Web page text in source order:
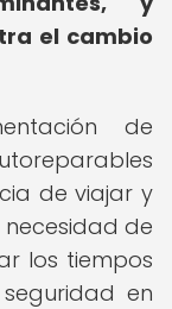
el cambio
de
de viajar y
de
los tiempos
en